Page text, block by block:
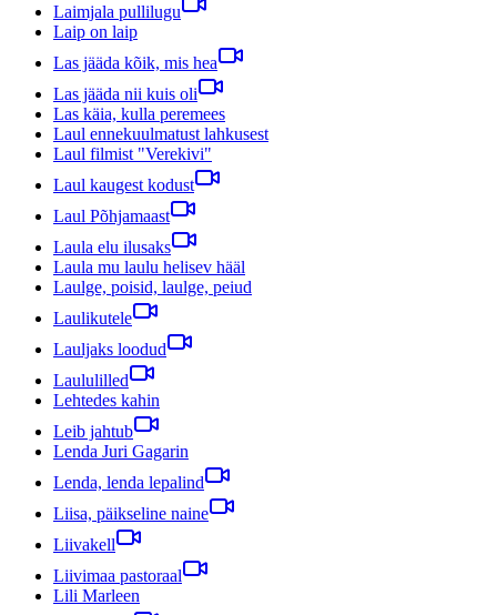
Laimjala pullilugu
Laip on laip
Las jääda kõik, mis hea
Las jääda nii kuis oli
Las käia, kulla peremees
Laul ennekuulmatust lahkusest
Laul filmist "Verekivi"
Laul kaugest kodust
Laul Põhjamaast
Laula elu ilusaks
Laula mu laulu helisev hääl
Laulge, poisid, laulge, peiud
Laulikutele
Lauljaks loodud
Laululilled
Lehtedes kahin
Leib jahtub
Lenda Juri Gagarin
Lenda, lenda lepalind
Liisa, päikseline naine
Liivakell
Liivimaa pastoraal
Lili Marleen